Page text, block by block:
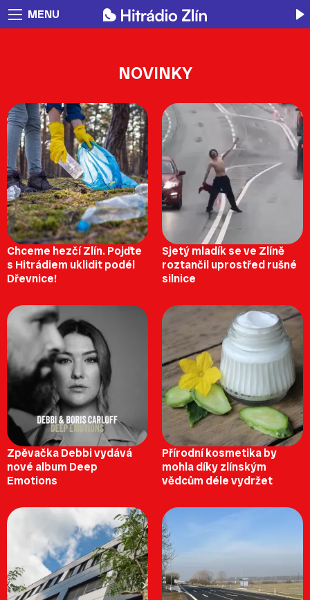
MENU
NOVINKY
Chceme hezčí Zlín. Pojďte
s Hitrádiem uklidit podél
Dřevnice!
Sjetý mladík se ve Zlíně
roztančil uprostřed rušné
silnice
Zpěvačka Debbi vydává
nové album Deep
Emotions
Přírodní kosmetika by
mohla díky zlínským
vědcům déle vydržet